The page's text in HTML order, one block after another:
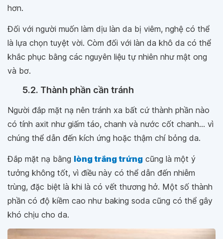
hơn.
Đối với người muốn làm dịu làn da bị viêm, nghệ có thể
là lựa chọn tuyệt vời. Còm đối với làn da khô da có thể
khắc phục bằng các nguyên liệu tự nhiên như mật ong
và bơ.
5.2. Thành phần cần tránh
Người đắp mặt nạ nên tránh xa bất cứ thành phần nào
có tính axit như giấm táo, chanh và nước cốt chanh... vì
chúng thể dẫn đến kích ứng hoặc thậm chí bỏng da.
Đắp mặt nạ bằng lòng trắng trứng cũng là một ý
tưởng không tốt, vì điều này có thể dẫn đến nhiễm
trùng, đặc biệt là khi là có vết thương hở. Một số thành
phần có độ kiềm cao như baking soda cũng có thể gây
khó chịu cho da.